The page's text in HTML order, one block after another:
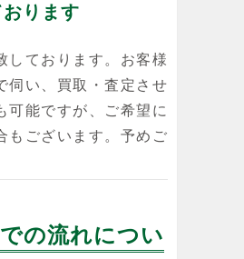
おります
しております。お客様
伺い、買取・査定させ
可能ですが、ご希望に
もございます。予めご
の流れについ